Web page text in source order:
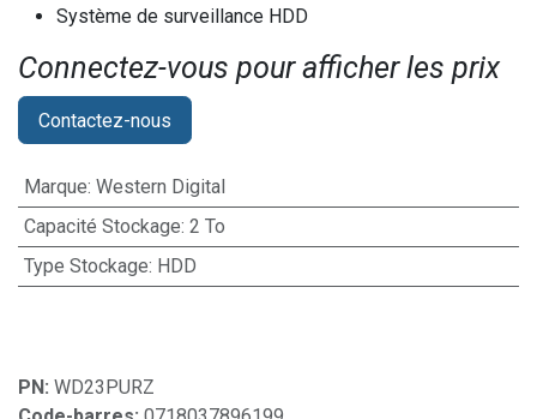
Système de surveillance HDD
Connectez-vous pour afficher les prix​
Contactez-nous
Marque: Western Digital
Capacité Stockage: 2 To
Type Stockage: HDD
PN: WD23PURZ